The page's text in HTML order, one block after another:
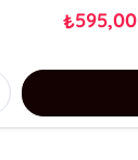
₺595,00